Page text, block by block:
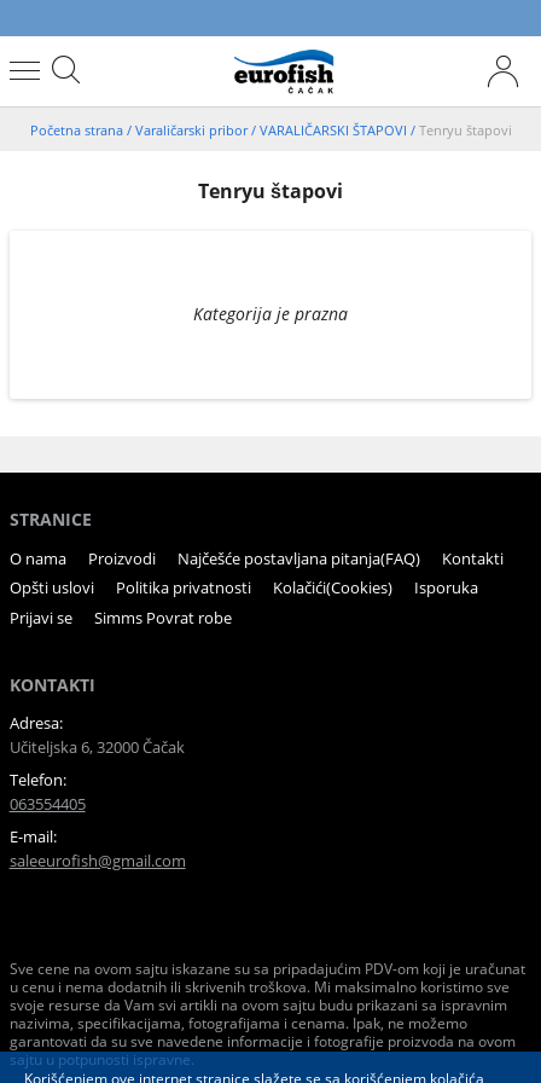
Početna strana / Varaličarski pribor/ VARALIČARSKI ŠTAPOVI / Tenryu štapovi
Tenryu štapovi
Kategorija je prazna
STRANICE
O nama Proizvodi Najčešće postavljana pitanja(FAQ)
Kontakti
Opšti uslovi
Politika privatnosti Kolačići(Cookies)
Isporuka
Prijavi se
Simms Povrat robe
KONTAKTI
Adresa:
Učiteljska 6, 32000 Čačak
Telefon:
063554405
E-mail:
saleeurofish@gmail.com
Sve cene na ovom sajtu iskazane su sa pripadajućim PDV-om koji je uračunat
u cenu i nema dodatnih ili skrivenih troškova. Mi maksimalno koristimo sve
svoje resurse da Vam svi artikli na ovom sajtu budu prikazani sa ispravnim
nazivima, specifikacijama, fotografijama i cenama. Ipak, ne možemo
garantovati da su sve navedene informacije i fotografije proizvoda na ovom
sajtu u potpunosti ispravne.
Korišćenjem ove internet stranice slažete se sa korišćenjem kolačića